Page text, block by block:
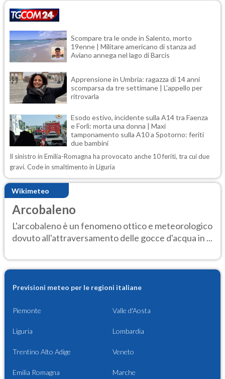
Scompare tra le onde in Salento, morto
19enne | Militare americano di stanza ad
Aviano annega nel lago di Barcis
Apprensione in Umbria: ragazza di 14 anni
scomparsa da tre settimane | L'appello per
ritrovarla
Esodo estivo, incidente sulla A14 tra Faenza
e Forlì: morta una donna | Maxi
tamponamento sulla A10 a Spotorno: feriti
due bambini
Il sinistro in Emilia-Romagna ha provocato anche 10 feriti, tra cui due
gravi. Code in smaltimento in Liguria
Wikimeteo
Arcobaleno
L'arcobaleno è un fenomeno ottico e meteorologico
dovuto all'attraversamento delle gocce d'acqua in ...
Previsioni meteo per le regioni italiane
Piemonte Valle d'Aosta
Liguria Lombardia
Trentino Alto Adige Veneto
Emilia Romagna Marche